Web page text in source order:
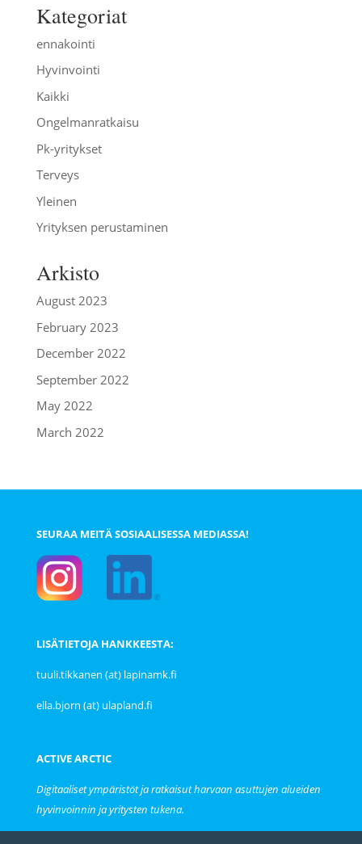
Kategoriat
ennakointi
Hyvinvointi
Kaikki
Ongelmanratkaisu
Pk-yritykset
Terveys
Yleinen
Yrityksen perustaminen
Arkisto
August 2023
February 2023
December 2022
September 2022
May 2022
March 2022
SEURAA MEITÄ SOSIAALISESSA MEDIASSA!
LISÄTIETOJA HANKKEESTA:
tuuli.tikkanen (at) lapinamk.fi
ella.bjorn (at) ulapland.fi
ACTIVE ARCTIC
Digitaaliset ympäristöt ja ratkaisut harvaan asuttujen alueiden
hyvinvoinnin ja yritysten tukena.